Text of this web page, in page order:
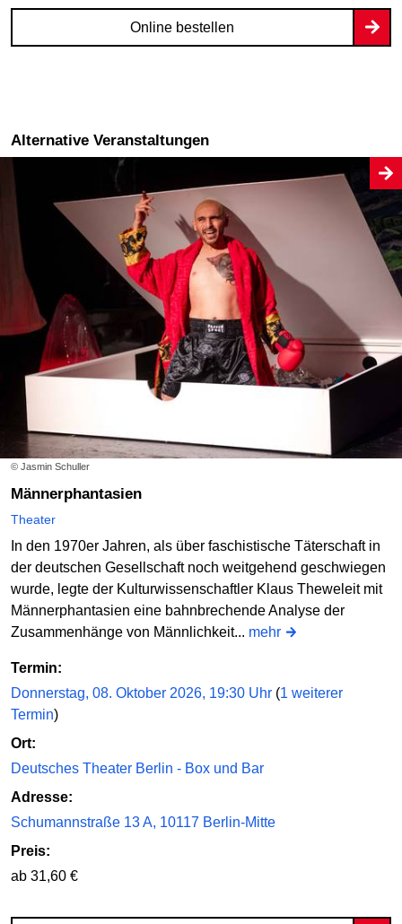
Online bestellen
Alternative Veranstaltungen
© Jasmin Schuller
Männerphantasien
Theater
In den 1970er Jahren, als über faschistische Täterschaft in
der deutschen Gesellschaft noch weitgehend geschwiegen
wurde, legte der Kulturwissenschaftler Klaus Theweleit mit
Männerphantasien eine bahnbrechende Analyse der
Zusammenhänge von Männlichkeit... mehr
Termin:
Donnerstag, 08. Oktober 2026, 19:30 Uhr (1 weiterer
Termin)
Ort:
Deutsches Theater Berlin - Box und Bar
Adresse:
Schumannstraße 13 A, 10117 Berlin-Mitte
Preis:
ab 31,60 €